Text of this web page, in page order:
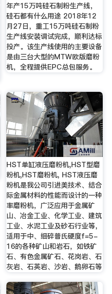
年产15万吨硅石制粉生产线，
硅石都有什么用途 2018年12
月27日，重工15万吨硅石制粉
生产线安装调试完成，顺利达标
投产。该生产线使用的主要设备
是由三台大型的MTW欧版磨粉
机，全程提供EPC总包服务。
HST单缸液压磨粉机,HST型磨
粉机,HST磨粉机, HST液压磨
粉机是我公司引进美技术、结合
际金属材料的性能而设计的一种
率磨粉机，广泛应用于金属矿
山、冶金工业、化学工业、建筑
工业、水泥工业及砂石行业等，
适用于中、细碎普氏硬度f=5-
16的各种矿山和岩石，如铁矿
石、有色金属矿石、花岗岩、石
灰岩、石英岩、沙岩、鹅卵石等